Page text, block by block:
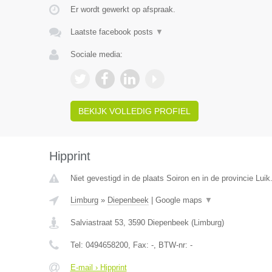
Er wordt gewerkt op afspraak.
Laatste facebook posts ▼
Sociale media:
BEKIJK VOLLEDIG PROFIEL
Hipprint
Niet gevestigd in de plaats Soiron en in de provincie Luik.
Limburg» Diepenbeek| Google maps ▼
Salviastraat 53, 3590 Diepenbeek(Limburg)
Tel: 0494658200, Fax: -, BTW-nr: -
E-mail › Hipprint